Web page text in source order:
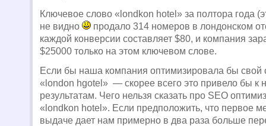
Ключевое слово «londkon hotel» за полтора года
не видно
продало 314 номеров в лондонском
каждой конверсии составляет $80, и компания
$25000 только на этом ключевом слове.
Если бы наша компания оптимизировала бы свой
«london hgotel» — скорее всего это привело бы к
результатам. Чего нельзя сказать про SEO
«londkon hotel». Если предположить, что первое
выдаче дает нам примерно в два раза больше